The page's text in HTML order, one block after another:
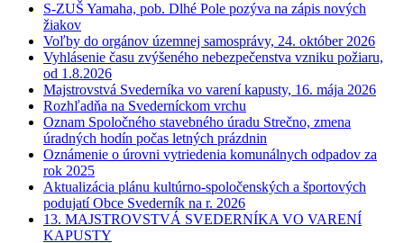
S-ZUŠ Yamaha, pob. Dlhé Pole pozýva na zápis nových
žiakov
Voľby do orgánov územnej samosprávy, 24. október 2026
Vyhlásenie času zvýšeného nebezpečenstva vzniku požiaru,
od 1.8.2026
Majstrovstvá Svederníka vo varení kapusty, 16. mája 2026
Rozhľadňa na Svederníckom vrchu
Oznam Spoločného stavebného úradu Strečno, zmena
úradných hodín počas letných prázdnin
Oznámenie o úrovni vytriedenia komunálnych odpadov za
rok 2025
Aktualizácia plánu kultúrno-spoločenských a športových
podujatí Obce Svederník na r. 2026
13. MAJSTROVSTVÁ SVEDERNÍKA VO VARENÍ
KAPUSTY